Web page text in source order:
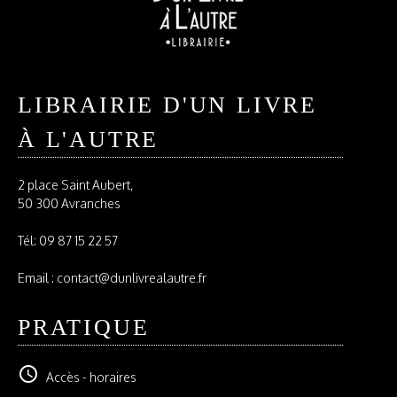
LIBRAIRIE D'UN LIVRE
À L'AUTRE
2 place Saint Aubert,
50 300 Avranches
Tél: 09 87 15 22 57
Email : contact@dunlivrealautre.fr
PRATIQUE
schedule Accès - horaires